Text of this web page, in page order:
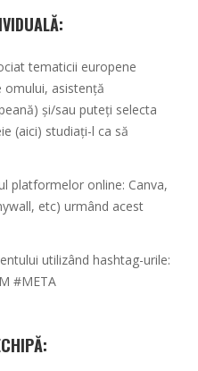
tematicii europene
omului, asistență
și/sau puteți selecta
(aici) studiați-l ca să
platformelor online: Canva,
etc) urmând acest
utilizând hashtag-urile:
#META